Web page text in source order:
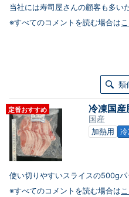
当社には寿司屋さんの顧客も多い
※すべてのコメントを読む場合は
類
定番おすすめ 冷凍国
国産
加熱用 冷
使い切りやすいスライスの500g
※すべてのコメントを読む場合は